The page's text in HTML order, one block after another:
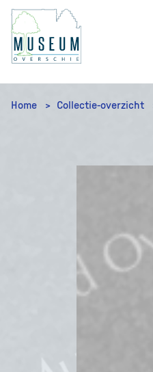
Home Collectie-overzicht